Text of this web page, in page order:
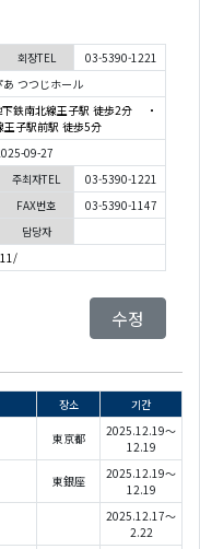
회장TEL
03-5390-1221
あ つつじホール
下鉄南北線王子駅 徒歩2分 ・
王子駅前駅 徒歩5分
09-27
주최자TEL
03-5390-1221
FAX번호
03-5390-1147
담당자
수정
장소 기간
東京都
2025.12.19～
12.19
東銀座
2025.12.19～
12.19
2025.12.17～
2.22